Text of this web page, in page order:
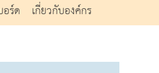
อร์ด
เกี่ยวกับองค์กร